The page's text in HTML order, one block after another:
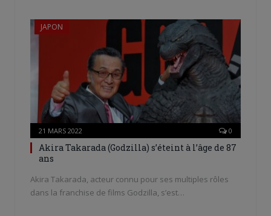
JAPON
21 MARS 2022 0
Akira Takarada (Godzilla) s’éteint à l’âge de 87
ans
Akira Takarada, acteur connu pour ses multiples rôles
dans la franchise de films Godzilla, s’est…